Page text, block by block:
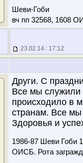
Шеви-Гоби
вч пп 32568, 1608
23.02.14 : 17:12
Други. С
Все мы служили
происходило в
странам. Все мы
Здоровья и
1986-87 Шеви Гоби
ОИСБ. Рота